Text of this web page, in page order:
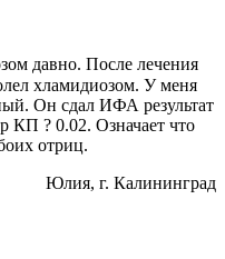
давно. После лечения
хламидиозом. У меня
Он сдал ИФА результат
КП ? 0.02. Означает что
отриц.
Юлия, г. Калининград